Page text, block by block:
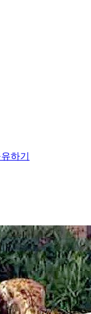
하기